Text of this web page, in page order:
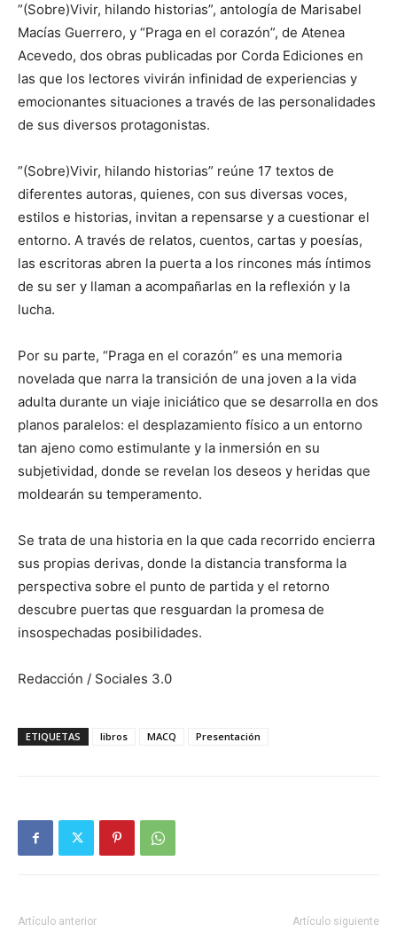
”(Sobre)Vivir, hilando historias”, antología de Marisabel
Macías Guerrero, y “Praga en el corazón”, de Atenea
Acevedo, dos obras publicadas por Corda Ediciones en
las que los lectores vivirán infinidad de experiencias y
emocionantes situaciones a través de las personalidades
de sus diversos protagonistas.
”(Sobre)Vivir, hilando historias” reúne 17 textos de
diferentes autoras, quienes, con sus diversas voces,
estilos e historias, invitan a repensarse y a cuestionar el
entorno. A través de relatos, cuentos, cartas y poesías,
las escritoras abren la puerta a los rincones más íntimos
de su ser y llaman a acompañarlas en la reflexión y la
lucha.
Por su parte, “Praga en el corazón” es una memoria
novelada que narra la transición de una joven a la vida
adulta durante un viaje iniciático que se desarrolla en dos
planos paralelos: el desplazamiento físico a un entorno
tan ajeno como estimulante y la inmersión en su
subjetividad, donde se revelan los deseos y heridas que
moldearán su temperamento.
Se trata de una historia en la que cada recorrido encierra
sus propias derivas, donde la distancia transforma la
perspectiva sobre el punto de partida y el retorno
descubre puertas que resguardan la promesa de
insospechadas posibilidades.
Redacción / Sociales 3.0
ETIQUETAS libros MACQ Presentación
Artículo anterior Artículo siguiente